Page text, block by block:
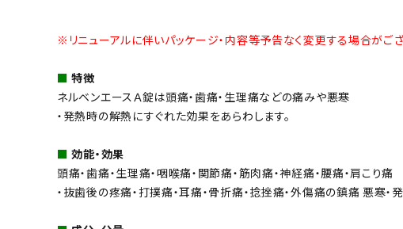
※リニューアルに伴いパッケージ・内容等予告なく変更する場合がござ
■特徴
ネルベンエースＡ錠は頭痛・歯痛・生理痛などの痛みや悪寒
・発熱時の解熱にすぐれた効果をあらわします。
■効能・効果
頭痛・歯痛・生理痛・咽喉痛・関節痛・筋肉痛・神経痛・腰痛・肩こり痛
・抜歯後の疼痛・打撲痛・耳痛・骨折痛・捻挫痛・外傷痛の鎮痛 悪寒・